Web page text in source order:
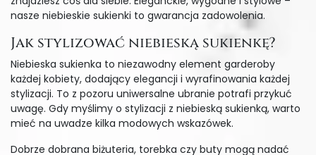
nasze niebieskie sukienki to gwarancja zadowolenia.
Jak stylizować niebieską sukienkę?
Niebieska sukienka to niezawodny element garderoby
każdej kobiety, dodający elegancji i wyrafinowania każdej
stylizacji. To z pozoru uniwersalne ubranie potrafi przykuć
uwagę. Gdy myślimy o stylizacji z niebieską sukienką, warto
mieć na uwadze kilka modowych wskazówek.
Dobrze dobrana biżuteria, torebka czy buty mogą nadać